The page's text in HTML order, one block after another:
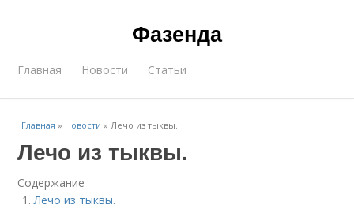
Фазенда
Главная Новости Статьи
Главная » Новости »Лечо из тыквы.
Лечо из тыквы.
Содержание
Лечо из тыквы.